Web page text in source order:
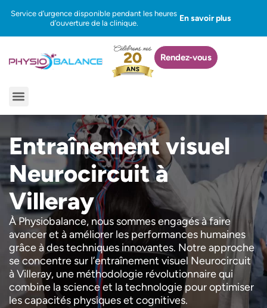
contenu
Service d’urgence disponible pendant les heures
d’ouverture de la clinique.
En savoir plus
Rendez-vous
Menu
Entraînement visuel
Neurocircuit à
Villeray
À Physiobalance, nous sommes engagés à faire
avancer et à améliorer les performances humaines
grâce à des techniques innovantes. Notre approche
se concentre sur l’entraînement visuel Neurocircuit
à Villeray, une méthodologie révolutionnaire qui
combine la science et la technologie pour optimiser
les capacités physiques et cognitives.